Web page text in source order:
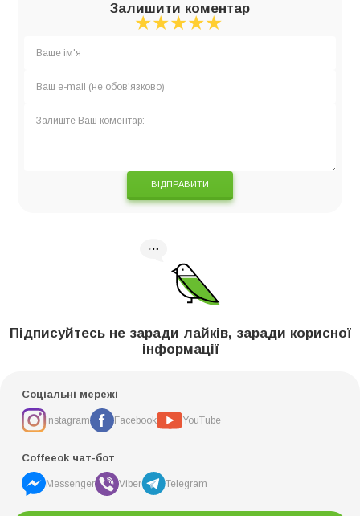
Залишити коментар
★
★★
★★★
★★★★
★★★★★
ВІДПРАВИТИ
Підписуйтесь не заради лайків, заради корисної
інформації
Соціальні мережі
Instagram Facebook YouTube
Coffeeok чат-бот
Messenger Viber Telegram